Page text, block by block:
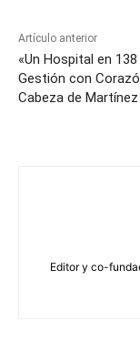
Artículo anterior
«Un Hospital en 138
Gestión con
Cabeza de
Editor y co-